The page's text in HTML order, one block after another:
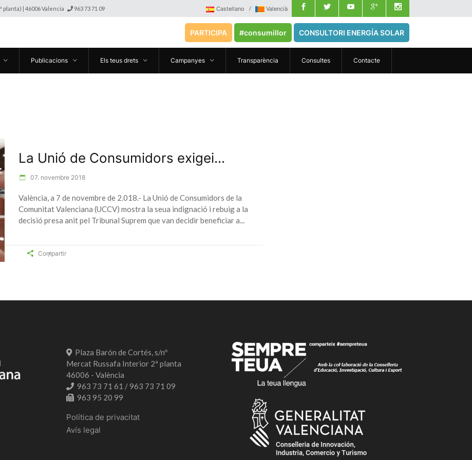
| 46006 Valencia 963 73 71 09 Castellano Valencià
PARTICIPA #consumillor CONSULTORI ENERGÍA SOLAR
Publicacions Els teus drets Campanyes Transparència Consultes Contacte
La Unió de Consumidors exigei...
07. novembre 2018
València, a 7 de novembre de 2.018.- La Unió de Consumidors de la
Comunitat Valenciana (UCCV) mostra la seua indignació i rebuig a la
decisió presa anit pel Tribunal Suprem que van decidir beneficiar a
Compartir
Plaza Barón de Cortés, s/nº
Mercat Russafa Interior 2ª planta
46006 - València
963 73 71 61 / 963 73 71 09
963 95 20 99
Política de privacitat
Avís legal